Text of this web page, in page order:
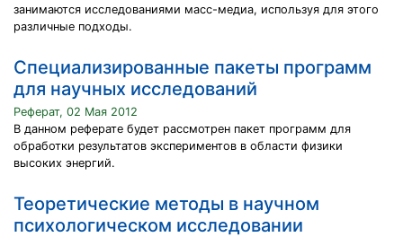
занимаются исследованиями масс-медиа, используя для этого
различные подходы.
Специализированные пакеты программ
для научных исследований
Реферат, 02 Мая 2012
В данном реферате будет рассмотрен пакет программ для
обработки результатов экспериментов в области физики
высоких энергий.
Теоретические методы в научном
психологическом исследовании